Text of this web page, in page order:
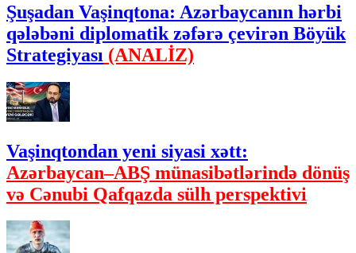
Şuşadan Vaşinqtona: Azərbaycanın hərbi
qələbəni diplomatik zəfərə çevirən Böyük
Strategiyası (ANALİZ)
Vaşinqtondan yeni siyasi xətt:
Azərbaycan–ABŞ münasibətlərində dönüş
və Cənubi Qafqazda sülh perspektivi